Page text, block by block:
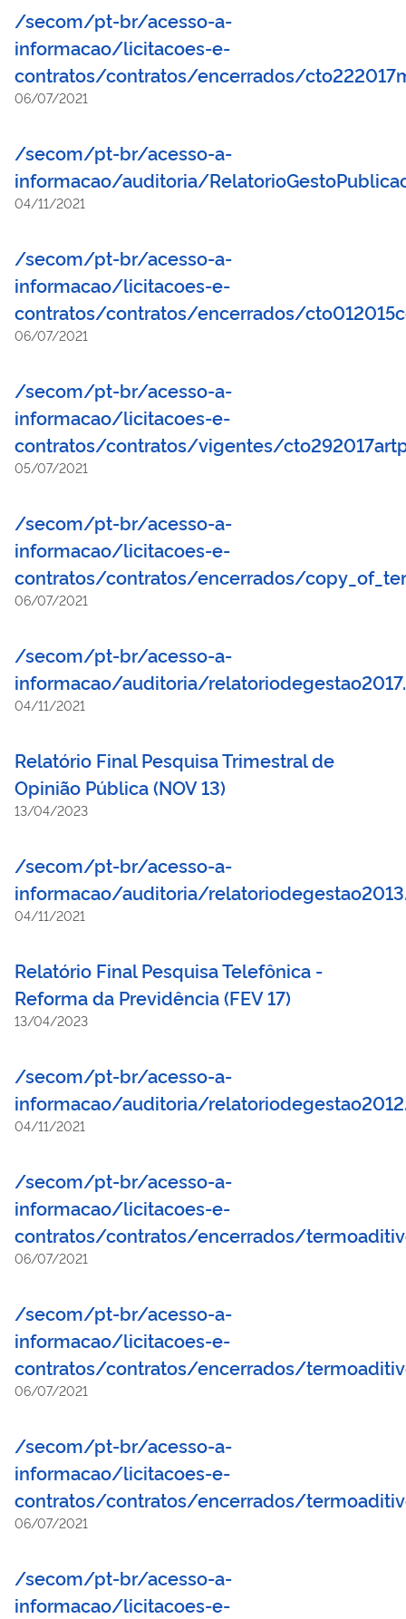
/secom/pt-br/acesso-a-
informacao/licitacoes-e-
contratos/contratos/encerrados/
06/07/2021
/secom/pt-br/acesso-a-
informacao/auditoria/
04/11/2021
/secom/pt-br/acesso-a-
informacao/licitacoes-e-
contratos/contratos/encerrados/
06/07/2021
/secom/pt-br/acesso-a-
informacao/licitacoes-e-
contratos/contratos/vigentes/
05/07/2021
/secom/pt-br/acesso-a-
informacao/licitacoes-e-
contratos/contratos/encerrados/
06/07/2021
/secom/pt-br/acesso-a-
informacao/auditoria/
04/11/2021
Relatório Final Pesquisa Trimestral de
Opinião Pública (NOV 13)
13/04/2023
/secom/pt-br/acesso-a-
informacao/auditoria/
04/11/2021
Relatório Final Pesquisa Telefônica -
Reforma da Previdência (FEV 17)
13/04/2023
/secom/pt-br/acesso-a-
informacao/auditoria/
04/11/2021
/secom/pt-br/acesso-a-
informacao/licitacoes-e-
contratos/contratos/encerrados/
06/07/2021
/secom/pt-br/acesso-a-
informacao/licitacoes-e-
contratos/contratos/encerrados/
06/07/2021
/secom/pt-br/acesso-a-
informacao/licitacoes-e-
contratos/contratos/encerrados/
06/07/2021
/secom/pt-br/acesso-a-
informacao/licitacoes-e-